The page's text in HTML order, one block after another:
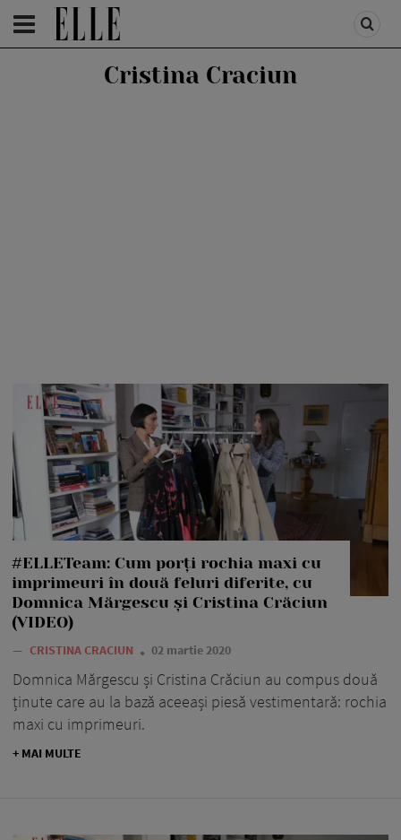
HOMEPAGE /VIDEO/
Cristina Craciun
#ELLETeam: Cum porți rochia maxi cu
imprimeuri în două feluri diferite, cu
Domnica Mărgescu și Cristina Crăciun
(VIDEO)
— CRISTINA CRACIUN 02 martie 2020
Domnica Mărgescu și Cristina Crăciun au compus două
ținute care au la bază aceeași piesă vestimentară: rochia
maxi cu imprimeuri.
+ MAI MULTE